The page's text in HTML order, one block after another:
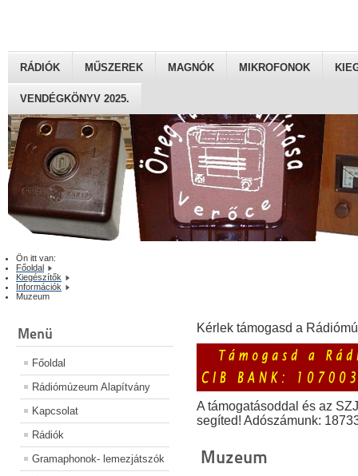
RÁDIÓK MŰSZEREK MAGNÓK MIKROFONOK
VENDÉGKÖNYV 2025.
Ön itt van:
Főoldal
Kiegészítők
Információk
Muzeum
Menü
Főoldal
Rádiómúzeum Alapítvány
Kapcsolat
Rádiók
Gramaphonok- lemezjátszók
Kérlek támogasd a
A támogatásoddal és az
segíted! Adószámunk:
Muzeum